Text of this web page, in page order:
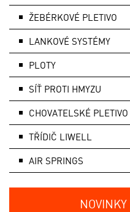
ŽEBÉRKOVÉ PLETIVO
LANKOVÉ SYSTÉMY
PLOTY
SÍŤ PROTI HMYZU
CHOVATELSKÉ PLETIVO
TŘÍDIČ LIWELL
AIR SPRINGS